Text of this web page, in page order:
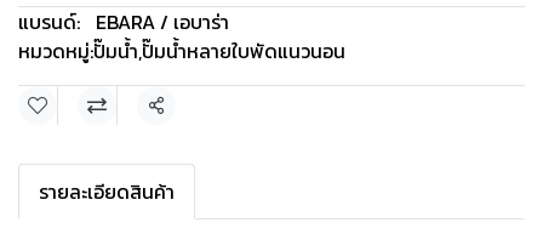
แบรนด์: EBARA / เอบาร่า
หมวดหมู่:ปั๊มน้ำ,ปั๊มน้ำหลายใบพัดแนวนอน
แชร์
รายละเอียดสินค้า